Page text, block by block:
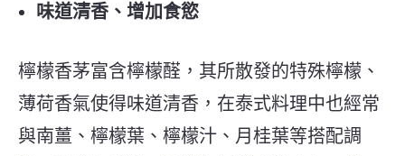
味道清香、增加食慾
檸檬香茅富含檸檬醛，其所散發的特殊檸檬、
薄荷香氣使得味道清香，在泰式料理中也經常
與南薑、檸檬葉、檸檬汁、月桂葉等搭配調